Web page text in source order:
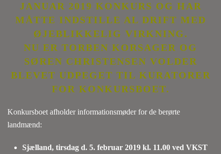
JANUAR 2019 KONKURS OG HAR
MÅTTE INDSTILLE AL DRIFT MED
ØJEBLIKKELIG VIRKNING.
NU ER TORBEN KORSAGER OG
SØREN CHRISTENSEN VOLDER
BLEVET UDPEGET TIL KURATORER
FOR KONKURSBOET.
Konkursboet afholder informationsmøder for de berørte
landmænd:
Sjælland, tirsdag d. 5. februar 2019 kl. 11.00 ved VKST